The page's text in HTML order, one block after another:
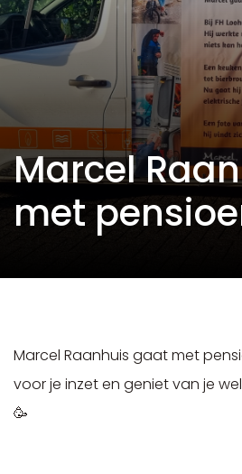
Marcel
met
Marcel Raanhuis gaat met
voor je inzet en geniet van je
🥳